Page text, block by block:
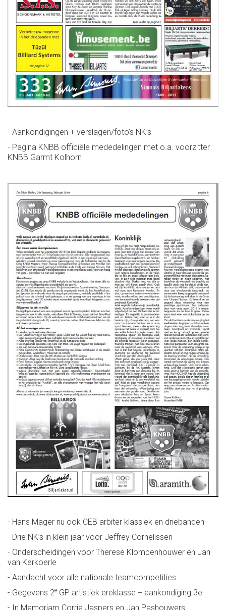
- Aankondigingen + verslagen/foto’s NK’s
- Pagina KNBB officiële mededelingen met o.a. voorzitter
KNBB Garmt Kolhorn
- Hans Mager nu ook CEB arbiter klassiek en driebanden
- Drie NK’s in klein jaar voor Jeffrey Cornelissen
- Onderscheidingen voor Therese Klompenhouwer en Jan
van Kerkoerle
- Aandacht voor alle nationale teamcompetities
- Gegevens 2e GP artistiek ereklasse + aankondiging 3e
- In Memoriam Corrie Jaspers en Jan Pashouwers